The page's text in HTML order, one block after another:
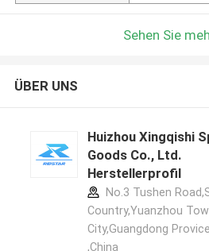
Sehen Sie
ÜBER UNS
Huizhou Xingqishi
Goods Co., Ltd.
Herstellerprofil
No.3 Tushen
Country,Yuanzhou
City,Guangdong
,China